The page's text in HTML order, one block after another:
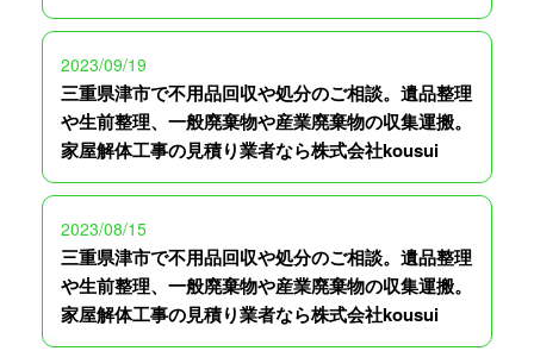
2023/09/19
三重県津市で不用品回収や処分のご相談。遺品整理
や生前整理、一般廃棄物や産業廃棄物の収集運搬。
家屋解体工事の見積り業者なら株式会社kousui
2023/08/15
三重県津市で不用品回収や処分のご相談。遺品整理
や生前整理、一般廃棄物や産業廃棄物の収集運搬。
家屋解体工事の見積り業者なら株式会社kousui